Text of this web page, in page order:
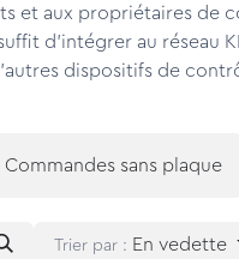
et aux propriétaires de
d'intégrer au réseau
dispositifs de
Commandes sans plaque
Trier par : En vedette